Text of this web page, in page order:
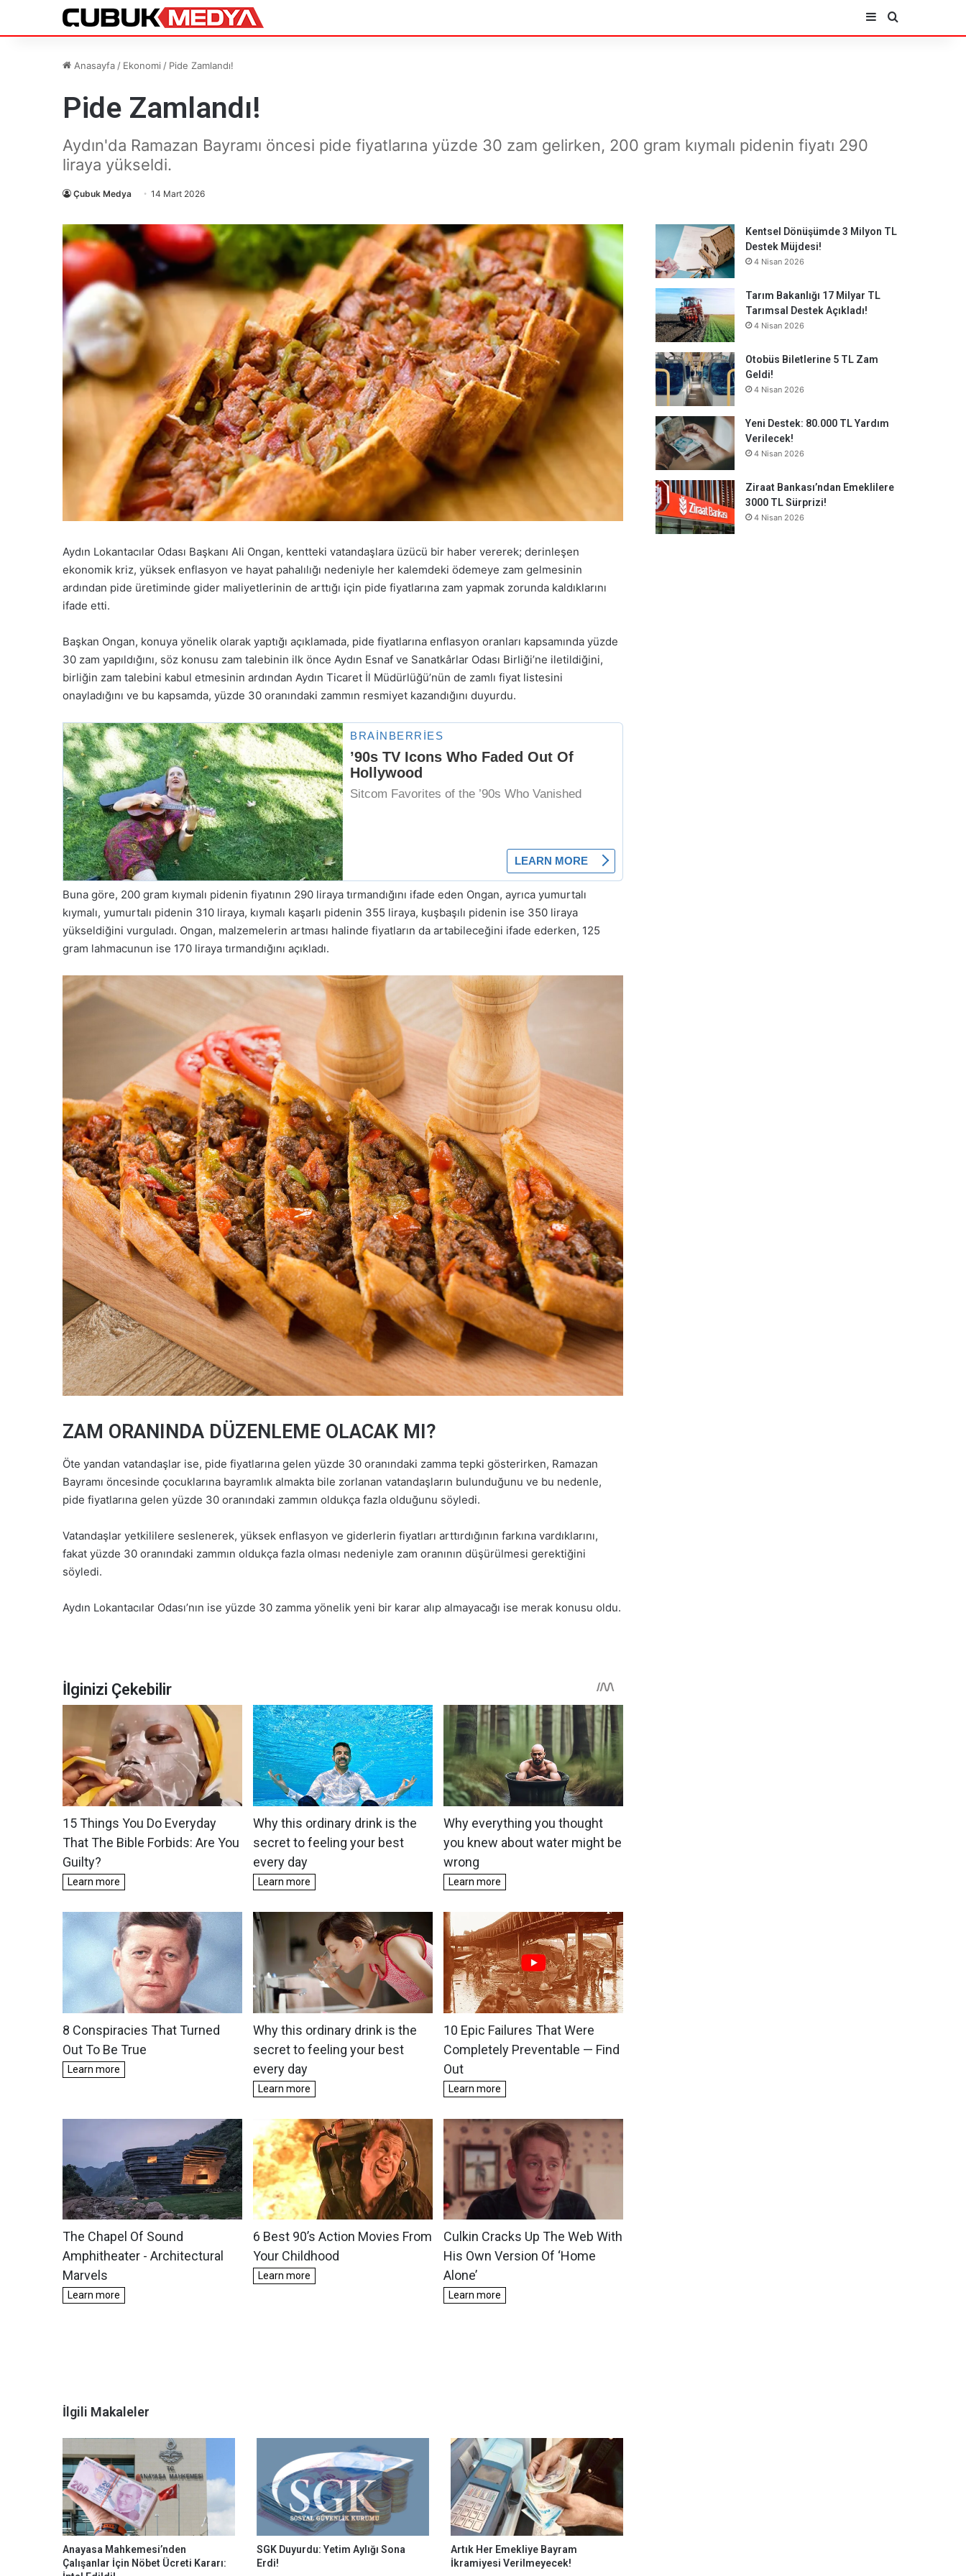
Kenar Bölmesi
Arama yap
Anasayfa / Ekonomi / Pide Zamlandı!
Pide Zamlandı!
Aydın'da Ramazan Bayramı öncesi pide fiyatlarına yüzde 30 zam gelirken, 200 gram kıymalı pidenin fiyatı 290
liraya yükseldi.
Çubuk Medya 14 Mart 2026
Aydın Lokantacılar Odası Başkanı Ali Ongan, kentteki vatandaşlara üzücü bir haber vererek; derinleşen
ekonomik kriz, yüksek enflasyon ve hayat pahalılığı nedeniyle her kalemdeki ödemeye zam gelmesinin
ardından pide üretiminde gider maliyetlerinin de arttığı için pide fiyatlarına zam yapmak zorunda kaldıklarını
ifade etti.
Başkan Ongan, konuya yönelik olarak yaptığı açıklamada, pide fiyatlarına enflasyon oranları kapsamında yüzde
30 zam yapıldığını, söz konusu zam talebinin ilk önce Aydın Esnaf ve Sanatkârlar Odası Birliği’ne iletildiğini,
birliğin zam talebini kabul etmesinin ardından Aydın Ticaret İl Müdürlüğü’nün de zamlı fiyat listesini
onayladığını ve bu kapsamda, yüzde 30 oranındaki zammın resmiyet kazandığını duyurdu.
Buna göre, 200 gram kıymalı pidenin fiyatının 290 liraya tırmandığını ifade eden Ongan, ayrıca yumurtalı
kıymalı, yumurtalı pidenin 310 liraya, kıymalı kaşarlı pidenin 355 liraya, kuşbaşılı pidenin ise 350 liraya
yükseldiğini vurguladı. Ongan, malzemelerin artması halinde fiyatların da artabileceğini ifade ederken, 125
gram lahmacunun ise 170 liraya tırmandığını açıkladı.
ZAM ORANINDA DÜZENLEME OLACAK MI?
Öte yandan vatandaşlar ise, pide fiyatlarına gelen yüzde 30 oranındaki zamma tepki gösterirken, Ramazan
Bayramı öncesinde çocuklarına bayramlık almakta bile zorlanan vatandaşların bulunduğunu ve bu nedenle,
pide fiyatlarına gelen yüzde 30 oranındaki zammın oldukça fazla olduğunu söyledi.
Vatandaşlar yetkililere seslenerek, yüksek enflasyon ve giderlerin fiyatları arttırdığının farkına vardıklarını,
fakat yüzde 30 oranındaki zammın oldukça fazla olması nedeniyle zam oranının düşürülmesi gerektiğini
söyledi.
Aydın Lokantacılar Odası’nın ise yüzde 30 zamma yönelik yeni bir karar alıp almayacağı ise merak konusu oldu.
İlgili Makaleler
Anayasa Mahkemesi’nden
Çalışanlar İçin Nöbet Ücreti Kararı:
SGK Duyurdu: Yetim Aylığı Sona
Erdi!
Artık Her Emekliye Bayram
İkramiyesi Verilmeyecek!
Kentsel Dönüşümde 3 Milyon TL
Destek Müjdesi!
4 Nisan 2026
Tarım Bakanlığı 17 Milyar TL
Tarımsal Destek Açıkladı!
4 Nisan 2026
Otobüs Biletlerine 5 TL Zam
Geldi!
4 Nisan 2026
Yeni Destek: 80.000 TL Yardım
Verilecek!
4 Nisan 2026
Ziraat Bankası’ndan Emeklilere
3000 TL Sürprizi!
4 Nisan 2026